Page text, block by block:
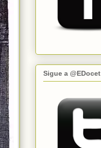
Sigue a @EDocet